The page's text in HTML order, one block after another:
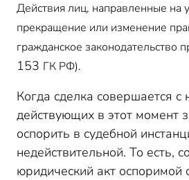
Действия лиц, направленные на
прекращение или изменение
гражданское законодательство
153 ГК РФ).
Когда сделка совершается
действующих в этот момент
оспорить в судебной
недействительной. То есть,
юридический акт оспоримой